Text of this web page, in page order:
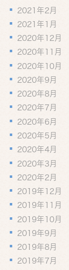
2021年2月
2021年1月
2020年12月
2020年11月
2020年10月
2020年9月
2020年8月
2020年7月
2020年6月
2020年5月
2020年4月
2020年3月
2020年2月
2019年12月
2019年11月
2019年10月
2019年9月
2019年8月
2019年7月